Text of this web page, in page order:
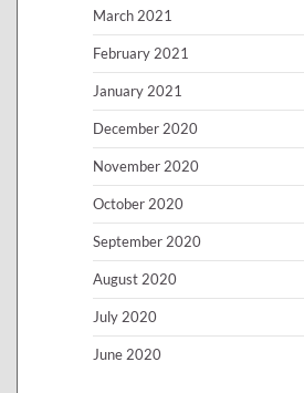
March 2021
February 2021
January 2021
December 2020
November 2020
October 2020
September 2020
August 2020
July 2020
June 2020